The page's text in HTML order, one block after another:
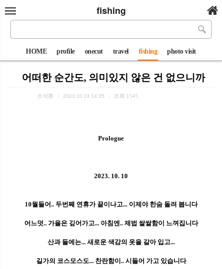
fishing
HOME profile onecut travel fishing photo visit
어떠한 순간도, 의미있지 않은 건 없으니까
조석환 2023.10.24 14:35 조회 1545
Prologue
2023. 10. 10
10월들어.. 두번째 연휴가 끝이나고... 이제야 한숨 돌려 봅니다
어느덧.. 가을은 깊어가고... 아침엔.. 제법 쌀쌀함이 느껴집니다
산과 들에는... 새로운 색감의 옷을 갈아 입고...
길가의 코스모스도... 찬란함이.. 시들어 가고 있습니다